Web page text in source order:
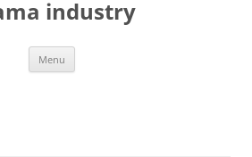
industry
Menu